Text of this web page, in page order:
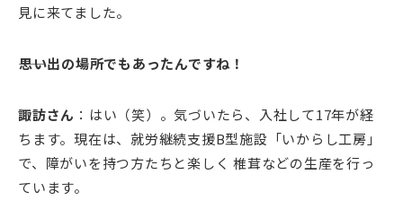
見に来てました。
――思い出の場所でもあったんですね！
諏訪さん ：はい（笑）。気づいたら、入社して17年が経
ちます。現在は、就労継続支援B型施設「いからし工房」
で、障がいを持つ方たちと楽しく 椎茸などの生産を行っ
ています。